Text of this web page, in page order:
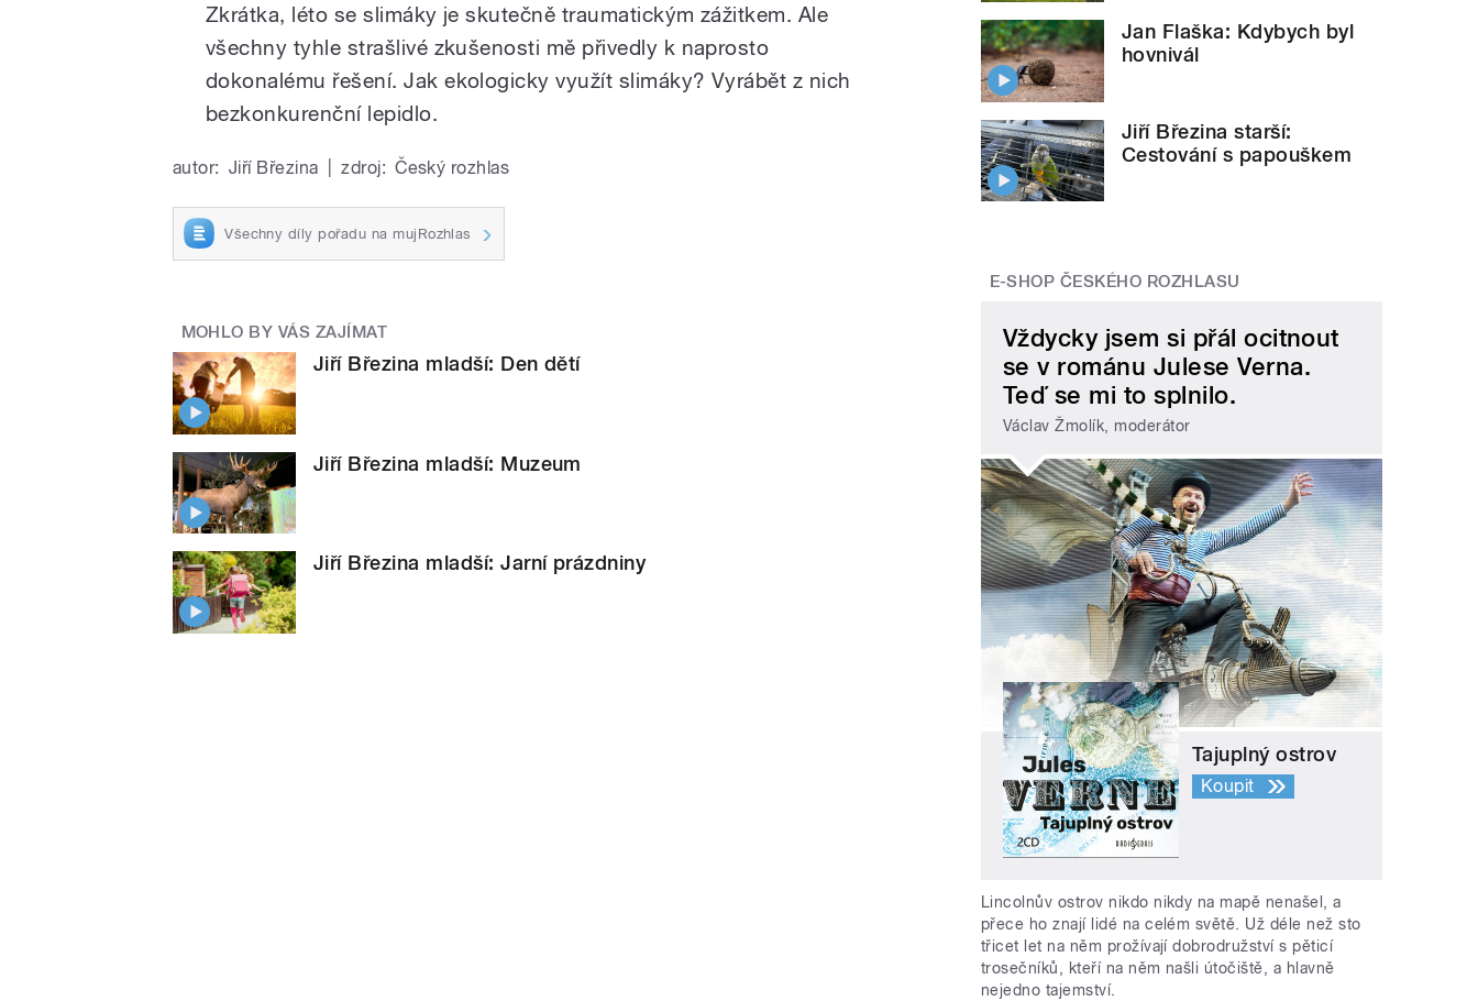
Zkrátka, léto se slimáky je skutečně traumatickým zážitkem. Ale
všechny tyhle strašlivé zkušenosti mě přivedly k naprosto
dokonalému řešení. Jak ekologicky využít slimáky? Vyrábět z nich
bezkonkurenční lepidlo.
autor: Jiří Březina zdroj: Český rozhlas
Všechny díly pořadu na mujRozhlas
MOHLO BY VÁS ZAJÍMAT
Jiří Březina mladší: Den dětí
Jiří Březina mladší: Muzeum
Jiří Březina mladší: Jarní prázdniny
Jan Flaška: Kdybych byl
hovnivál
Jiří Březina starší:
Cestování s papouškem
E-SHOP ČESKÉHO ROZHLASU
Vždycky jsem si přál ocitnout
se v románu Julese Verna.
Teď se mi to splnilo.
Václav Žmolík, moderátor
Tajuplný ostrov
Koupit
Lincolnův ostrov nikdo nikdy na mapě nenašel, a
přece ho znají lidé na celém světě. Už déle než sto
třicet let na něm prožívají dobrodružství s pěticí
trosečníků, kteří na něm našli útočiště, a hlavně
nejedno tajemství.